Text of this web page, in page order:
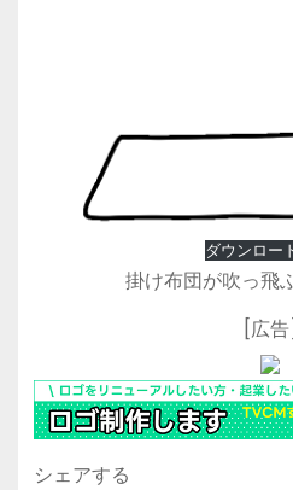
ダウンロー
掛け布団が吹っ飛
[広告]
シェアする